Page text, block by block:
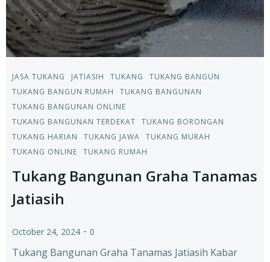
JASA TUKANG JATIASIH TUKANG
TUKANG BANGUN
TUKANG BANGUN RUMAH
TUKANG BANGUNAN
TUKANG BANGUNAN ONLINE
TUKANG BANGUNAN TERDEKAT
TUKANG BORONGAN
TUKANG HARIAN
TUKANG JAWA
TUKANG MURAH
TUKANG ONLINE
TUKANG RUMAH
Tukang Bangunan Graha Tanamas
Jatiasih
October 24, 2024 - 0
Tukang Bangunan Graha Tanamas Jatiasih Kabar